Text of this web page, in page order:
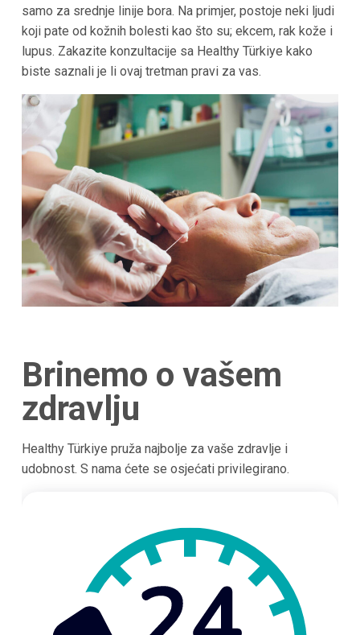
samo za srednje linije bora. Na primjer, postoje neki ljudi
koji pate od kožnih bolesti kao što su; ekcem, rak kože i
lupus. Zakazite konzultacije sa Healthy Türkiye kako
biste saznali je li ovaj tretman pravi za vas.
Brinemo o vašem
zdravlju
Healthy Türkiye pruža najbolje za vaše zdravlje i
udobnost. S nama ćete se osjećati privilegirano.